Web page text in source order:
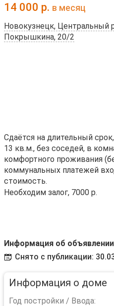
14 000 р. в месяц
Новокузнецк, Центральный
Покрышкина, 20/2
Сдаётся на длительный
13 кв.м., без соседей, в
комфортного проживания
коммунальных платежей
стоимость.
Необходим залог, 7000 р.
Информация об
Снято с публикации:
Информация о доме
Год постройки / Ввода: